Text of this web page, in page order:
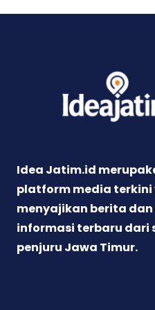
Idea Jatim.id
platform media terkini
menyajikan berita dan
informasi terbaru dari
penjuru Jawa Timur.